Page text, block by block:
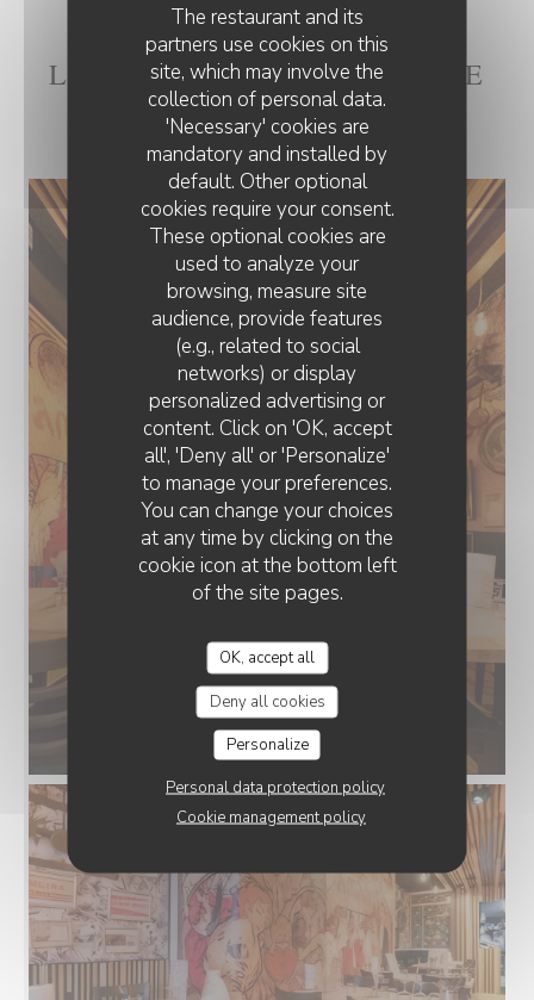
The restaurant and its
partners use cookies on this
site, which may involve the
collection of personal data.
'Necessary' cookies are
mandatory and installed by
default. Other optional
cookies require your consent.
These optional cookies are
used to analyze your
browsing, measure site
audience, provide features
(e.g., related to social
networks) or display
personalized advertising or
content. Click on 'OK, accept
all', 'Deny all' or 'Personalize'
to manage your preferences.
You can change your choices
at any time by clicking on the
cookie icon at the bottom left
of the site pages.
OK, accept all
Deny all cookies
Personalize
Personal data protection policy
Cookie management policy
L'INTÉRIEUR DE LA CH'TITE
BRIGITTE
L'intérieur de la CH'TITE Brigitte 01
© @CHTITE_BRIGITTE